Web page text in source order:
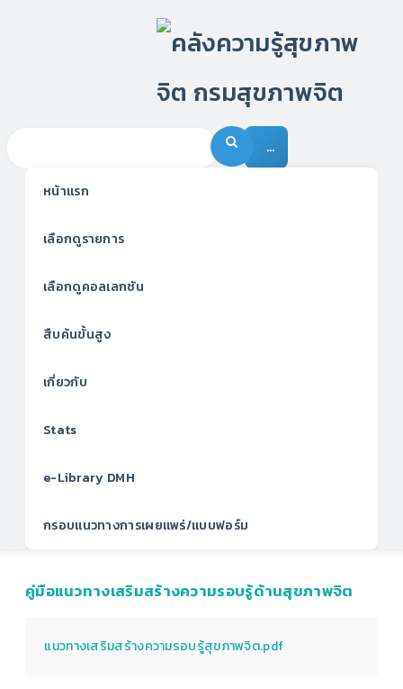
…
หน้าแรก
เลือกดูรายการ
เลือกดูคอลเลกชัน
สืบค้นขั้นสูง
เกี่ยวกับ
Stats
e-Library DMH
กรอบแนวทางการเผยแพร่/แบบฟอร์ม
คู่มือแนวทางเสริมสร้างความรอบรู้ด้านสุขภาพจิต
แนวทางเสริมสร้างความรอบรู้สุขภาพจิต.pdf